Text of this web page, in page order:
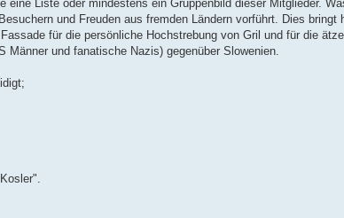
Liste oder mindestens ein Gruppenbild dieser Mitglieder.
und Freuden aus fremden Ländern vorführt. Dies bringt
für die persönliche Hochstrebung von Gril und für die
und fanatische Nazis) gegenüber Slowenien.